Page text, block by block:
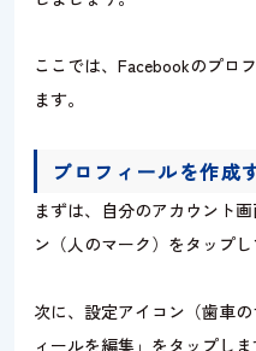
ここでは、Facebookのプロ
ます。
プロフィールを作成
まずは、自分のアカウント
ン（人のマーク）をタップ
次に、設定アイコン（歯車
ィールを編集」をタップしま